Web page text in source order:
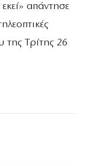
απάντησε
Τρίτης 26